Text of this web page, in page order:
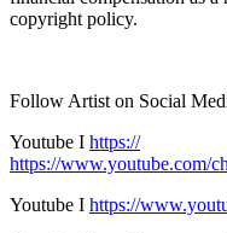
copyright policy.
Follow Artist on Social
Youtube I https://
https://
Youtube I https://